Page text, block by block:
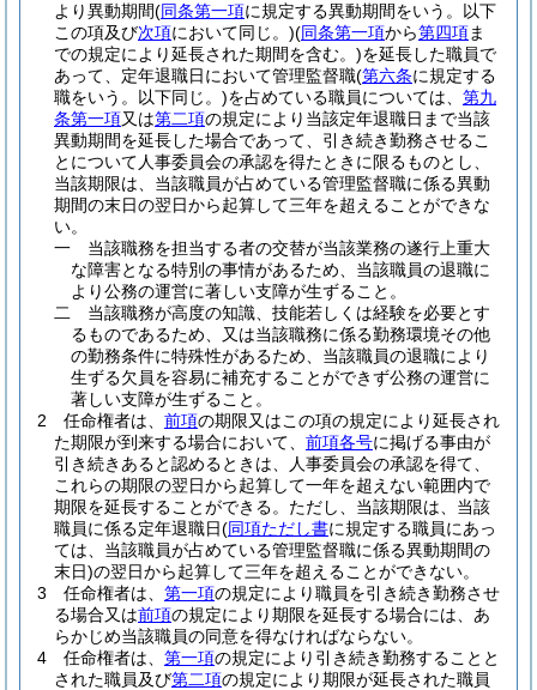
より異動期間(同条第一項に規定する異動期間をいう。以下
この項及び次項において同じ。)(同条第一項から第四項ま
での規定により延長された期間を含む。)を延長した職員で
あって、定年退職日において管理監督職(第六条に規定する
職をいう。以下同じ。)を占めている職員については、 第九
条第一項又は第二項の規定により当該定年退職日まで当該
異動期間を延長した場合であって、引き続き勤務させるこ
とについて人事委員会の承認を得たときに限るものとし、
当該期限は、当該職員が占めている管理監督職に係る異動
期間の末日の翌日から起算して三年を超えることができな
い。
一
当該職務を担当する者の交替が当該業務の遂行上重大
な障害となる特別の事情があるため、当該職員の退職に
より公務の運営に著しい支障が生ずること。
二
当該職務が高度の知識、技能若しくは経験を必要とす
るものであるため、又は当該職務に係る勤務環境その他
の勤務条件に特殊性があるため、当該職員の退職により
生ずる欠員を容易に補充することができず公務の運営に
著しい支障が生ずること。
2
任命権者は、 前項の期限又はこの項の規定により延長され
た期限が到来する場合において、 前項各号に掲げる事由が
引き続きあると認めるときは、人事委員会の承認を得て、
これらの期限の翌日から起算して一年を超えない範囲内で
期限を延長することができる。 ただし、当該期限は、当該
職員に係る定年退職日(同項ただし書に規定する職員にあっ
ては、当該職員が占めている管理監督職に係る異動期間の
末日)の翌日から起算して三年を超えることができない。
3
任命権者は、 第一項の規定により職員を引き続き勤務させ
る場合又は前項の規定により期限を延長する場合には、あ
らかじめ当該職員の同意を得なければならない。
4
任命権者は、 第一項の規定により引き続き勤務することと
された職員及び第二項の規定により期限が延長された職員